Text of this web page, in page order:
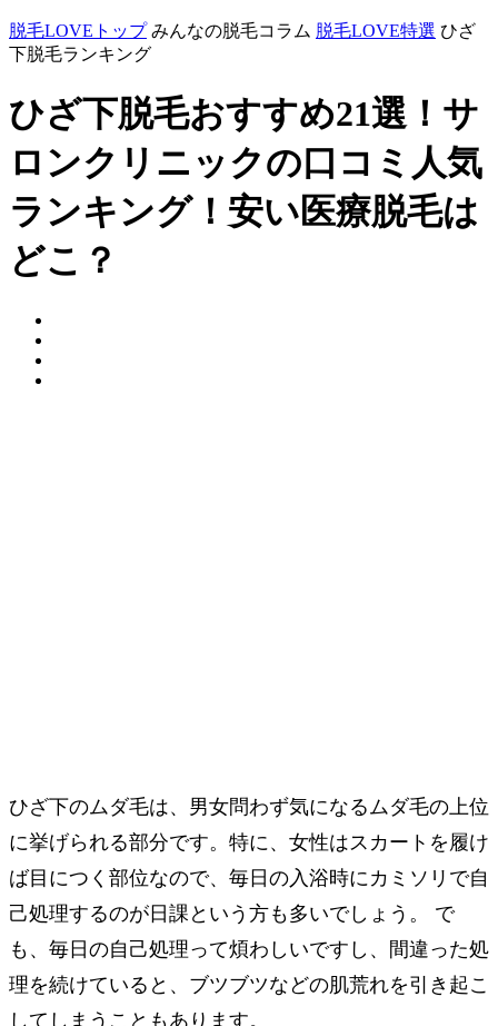
脱毛LOVEトップ みんなの脱毛コラム 脱毛LOVE特選 ひざ
下脱毛ランキング
ひざ下脱毛おすすめ21選！サ
ロンクリニックの口コミ人気
ランキング！安い医療脱毛は
どこ？
ひざ下のムダ毛は、男女問わず気になるムダ毛の上位
に挙げられる部分です。特に、女性はスカートを履け
ば目につく部位なので、毎日の入浴時にカミソリで自
己処理するのが日課という方も多いでしょう。 で
も、毎日の自己処理って煩わしいですし、間違った処
理を続けていると、ブツブツなどの肌荒れを引き起こ
してしまうこともあります。